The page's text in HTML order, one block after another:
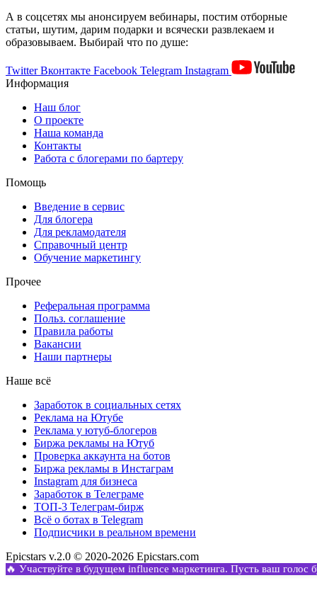
А в соцсетях мы анонсируем вебинары, постим отборные
статьи, шутим, дарим подарки и всячески развлекаем и
образовываем. Выбирай что по душе:
TwitterВконтакте Facebook Telegram Instagram
Информация
Наш блог
О проекте
Наша команда
Контакты
Работа с блогерами по бартеру
Помощь
Введение в сервис
Для блогера
Для рекламодателя
Справочный центр
Обучение маркетингу
Прочее
Реферальная программа
Польз. соглашение
Правила работы
Вакансии
Наши партнеры
Наше всё
Заработок в социальных сетях
Реклама на Ютубе
Реклама у ютуб-блогеров
Биржа рекламы на Ютуб
Проверка аккаунта на ботов
Биржа рекламы в Инстаграм
Instagram для бизнеса
Заработок в Телеграме
ТОП-3 Телеграм-бирж
Всё о ботах в Telegram
Подписчики в реальном времени
Epicstars v.2.0 © 2020-2026 Epicstars.com
🔥 Участвуйте в будущем influence маркетинга. Пусть ваш голос